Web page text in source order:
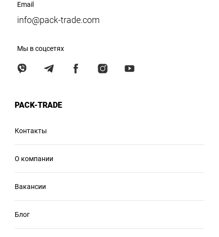
Email
info@pack-trade.com
Мы в соцсетях
PACK-TRADE
Контакты
О компании
Вакансии
Блог